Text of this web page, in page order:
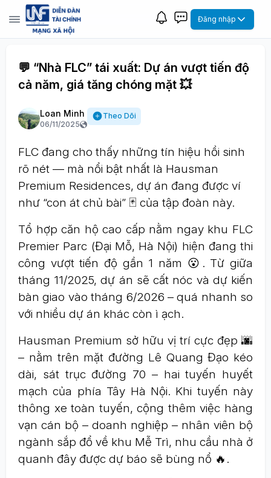
Đăng nhập
💬 “Nhà FLC” tái xuất: Dự án vượt tiến độ
cả năm, giá tăng chóng mặt 💥
Loan Minh
06/11/2025
Theo Dõi
FLC đang cho thấy những tín hiệu hồi sinh
rõ nét — mà nổi bật nhất là Hausman
Premium Residences, dự án đang được ví
như “con át chủ bài” 🃏 của tập đoàn này.
Tổ hợp căn hộ cao cấp nằm ngay khu FLC
Premier Parc (Đại Mỗ, Hà Nội) hiện đang thi
công vượt tiến độ gần 1 năm 😮. Từ giữa
tháng 11/2025, dự án sẽ cất nóc và dự kiến
bàn giao vào tháng 6/2026 – quá nhanh so
với nhiều dự án khác còn ì ạch.
Hausman Premium sở hữu vị trí cực đẹp 🌆
– nằm trên mặt đường Lê Quang Đạo kéo
dài, sát trục đường 70 – hai tuyến huyết
mạch của phía Tây Hà Nội. Khi tuyến này
thông xe toàn tuyến, cộng thêm việc hàng
vạn cán bộ – doanh nghiệp – nhân viên bộ
ngành sắp đổ về khu Mễ Trì, nhu cầu nhà ở
quanh đây được dự báo sẽ bùng nổ 🔥.